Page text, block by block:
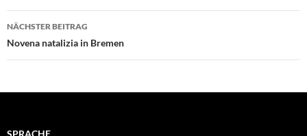
NÄCHSTER BEITRAG
Novena natalizia in Bremen
SPRACHE